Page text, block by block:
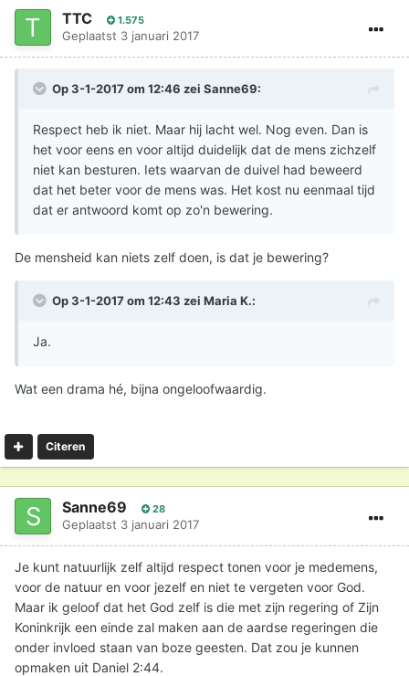
TTC 1.575
Geplaatst 3 januari 2017
Op 3-1-2017 om 12:46 zei Sanne69:
Respect heb ik niet. Maar hij lacht wel. Nog even. Dan is
het voor eens en voor altijd duidelijk dat de mens zichzelf
niet kan besturen. Iets waarvan de duivel had beweerd
dat het beter voor de mens was. Het kost nu eenmaal tijd
dat er antwoord komt op zo'n bewering.
De mensheid kan niets zelf doen, is dat je bewering?
Op 3-1-2017 om 12:43 zei Maria K.:
Ja.
Wat een drama hé, bijna ongeloofwaardig.
Citeren
Sanne69 28
Geplaatst 3 januari 2017
Je kunt natuurlijk zelf altijd respect tonen voor je medemens,
voor de natuur en voor jezelf en niet te vergeten voor God.
Maar ik geloof dat het God zelf is die met zijn regering of Zijn
Koninkrijk een einde zal maken aan de aardse regeringen die
onder invloed staan van boze geesten. Dat zou je kunnen
opmaken uit Daniel 2:44.